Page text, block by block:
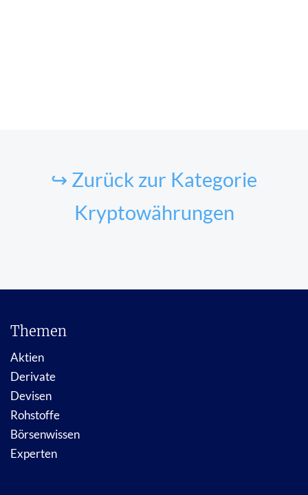
↪ Zurück zur Kategorie
Kryptowährungen
Themen
Aktien
Derivate
Devisen
Rohstoffe
Börsenwissen
Experten